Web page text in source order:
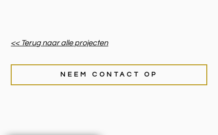
<< Terug naar alle projecten
NEEM CONTACT OP